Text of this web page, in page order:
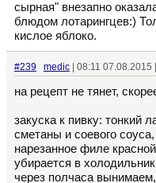
сырная" внезапно
блюдом лотарингцев:)
кислое яблоко.
#239 medic | 08:11 07.08.2015
на рецепт не тянет,
закуска к пивку: тонкий
сметаны и соевого
нарезанное филе
убирается в
через полчаса